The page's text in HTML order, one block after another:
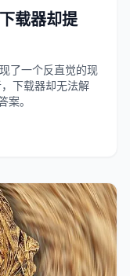
载器却提
了一个反直觉的现
下载器却无法解
。